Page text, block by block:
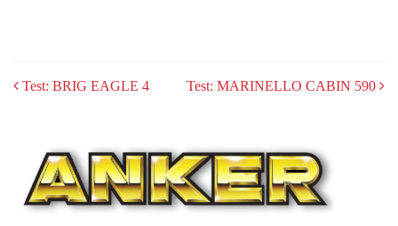
POST
Test: BRIG EAGLE 4 Test: MARINELLO CABIN 590